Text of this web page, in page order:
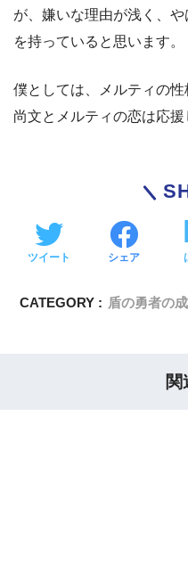
が、嫌いな理由が浅く、
を持っていると思います。
僕としては、メルティの性
尚文とメルティの恋は応援
ツイート シェア
CATEGORY : 盾の勇者の
関